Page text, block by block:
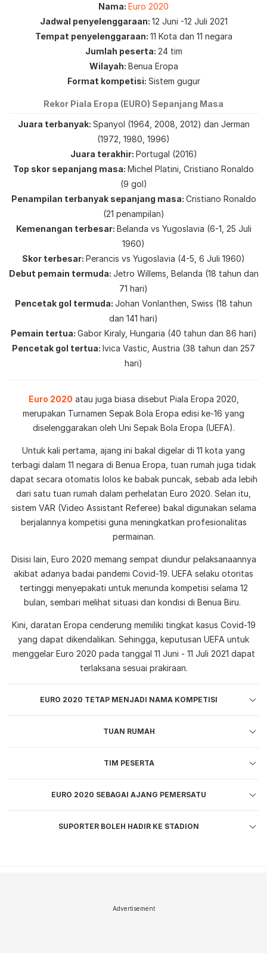
Nama Euro 2020
Jadwal penyelenggaraan 12 Juni -12 Juli 2021
Tempat penyelenggaraan 11 Kota dan 11 negara
Jumlah peserta 24 tim
Wilayah Benua Eropa
Format kompetisi Sistem gugur
Rekor Piala Eropa (EURO) Sepanjang Masa
Juara terbanyak Spanyol (1964, 2008, 2012) dan Jerman
(1972, 1980, 1996)
Juara terakhir Portugal (2016)
Top skor sepanjang masa Michel Platini, Cristiano Ronaldo
(9 gol)
Penampilan terbanyak sepanjang masa Cristiano Ronaldo
(21 penampilan)
Kemenangan terbesar Belanda vs Yugoslavia (6-1, 25 Juli
1960)
Skor terbesar Perancis vs Yugoslavia (4-5, 6 Juli 1960)
Debut pemain termuda Jetro Willems, Belanda (18 tahun dan
71 hari)
Pencetak gol termuda Johan Vonlanthen, Swiss (18 tahun
dan 141 hari)
Pemain tertua Gabor Kiraly, Hungaria (40 tahun dan 86 hari)
Pencetak gol tertua Ivica Vastic, Austria (38 tahun dan 257
hari)
Euro 2020 atau juga biasa disebut Piala Eropa 2020,
merupakan Turnamen Sepak Bola Eropa edisi ke-16 yang
diselenggarakan oleh Uni Sepak Bola Eropa (UEFA).
Untuk kali pertama, ajang ini bakal digelar di 11 kota yang
terbagi dalam 11 negara di Benua Eropa, tuan rumah juga tidak
dapat secara otomatis lolos ke babak puncak, sebab ada lebih
dari satu tuan rumah dalam perhelatan Euro 2020. Selan itu,
sistem VAR (Video Assistant Referee) bakal digunakan selama
berjalannya kompetisi guna meningkatkan profesionalitas
permainan.
Disisi lain, Euro 2020 memang sempat diundur pelaksanaannya
akibat adanya badai pandemi Covid-19. UEFA selaku otoritas
tertinggi menyepakati untuk menunda kompetisi selama 12
bulan, sembari melihat situasi dan kondisi di Benua Biru.
Kini, daratan Eropa cenderung memiliki tingkat kasus Covid-19
yang dapat dikendalikan. Sehingga, keputusan UEFA untuk
menggelar Euro 2020 pada tanggal 11 Juni - 11 Juli 2021 dapat
terlaksana sesuai prakiraan.
EURO 2020 TETAP MENJADI NAMA KOMPETISI
TUAN RUMAH
TIM PESERTA
EURO 2020 SEBAGAI AJANG PEMERSATU
SUPORTER BOLEH HADIR KE STADION
Advertisement